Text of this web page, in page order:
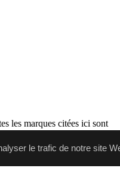
le trafic de notre site
les marques citées ici sont
,
Conditions